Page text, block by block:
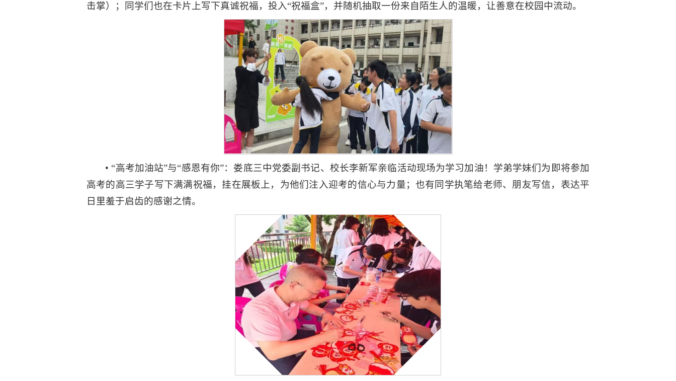
击掌）；同学们也在卡片上写下真诚祝福，投入“祝福盒”，并随机抽取一份来自陌生人的温暖，让善意在校园中流动。
• “高考加油站”与“感恩有你”：娄底三中党委副书记、校长李新军亲临活动现场为学习加油！学弟学妹们为即将参加
高考的高三学子写下满满祝福，挂在展板上，为他们注入迎考的信心与力量；也有同学执笔给老师、朋友写信，表达平
日里羞于启齿的感谢之情。